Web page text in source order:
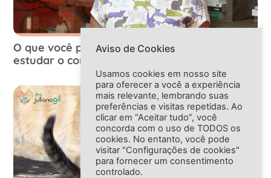
O que você precisa saber antes de decidir
estudar o comportamento animal
Aviso de Cookies
Usamos cookies em nosso site
para oferecer a você a experiência
mais relevante, lembrando suas
preferências e visitas repetidas. Ao
clicar em “Aceitar tudo”, você
concorda com o uso de TODOS os
cookies. No entanto, você pode
visitar "Configurações de cookies"
para fornecer um consentimento
controlado.